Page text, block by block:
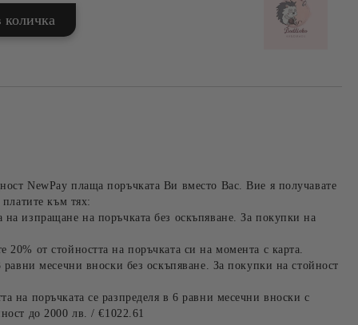
NewPay плаща поръчката Ви вместо Вас. Вие я получавате
към тях:
изпращане на поръчката без оскъпяване. За покупки на
от стойността на поръчката си на момента с карта.
равни месечни вноски без оскъпяване. За покупки на стойност
на поръчката се разпределя в 6 равни месечни вноски с
до 2000 лв. / €1022.61